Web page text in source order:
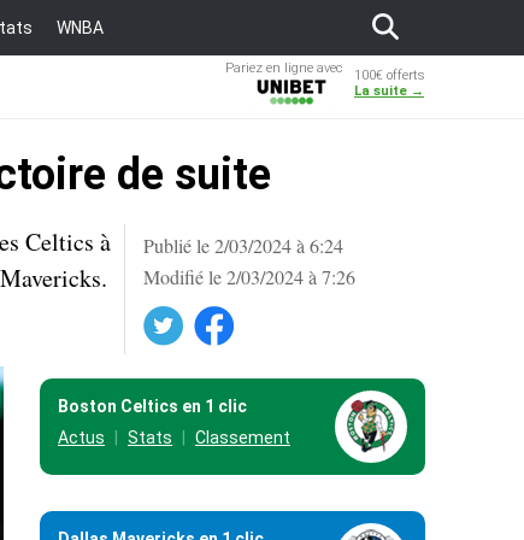
WNBA
Pariez en ligne avec
100€ offerts
La suite →
de suite
Publié le 2/03/2024 à 6:24
Modifié le 2/03/2024 à 7:26
Facebook
Celtics à
Boston Celtics en 1 clic
Actus
Stats Classement